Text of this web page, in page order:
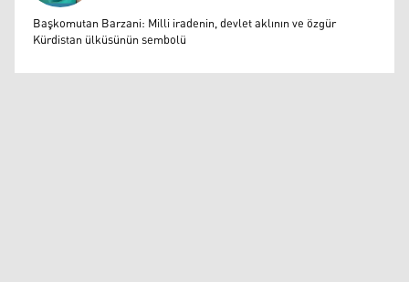
Muazzez Baktaş
Başkomutan Barzani: Milli iradenin, devlet aklının ve özgür
Kürdistan ülküsünün sembolü